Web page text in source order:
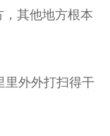
其他地方根本
外外打扫得干